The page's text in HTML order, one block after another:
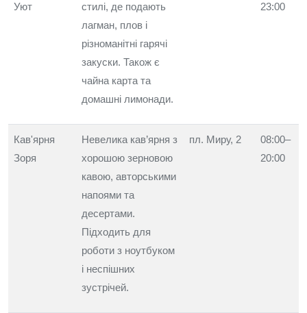
Уют
стилі, де подають
лагман, плов і
різноманітні гарячі
закуски. Також є
чайна карта та
домашні лимонади.
23:00
Кав'ярня
Зоря
Невелика кав’ярня з
хорошою зерновою
кавою, авторськими
напоями та
десертами.
Підходить для
роботи з ноутбуком
і неспішних
зустрічей.
пл. Миру, 2
08:00–
20:00